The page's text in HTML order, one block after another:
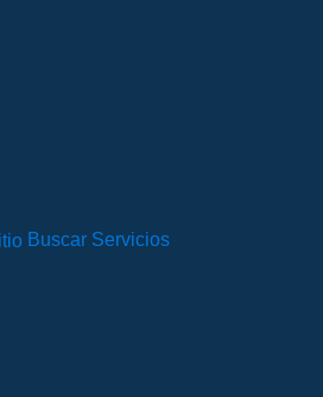
Buscar Servicios